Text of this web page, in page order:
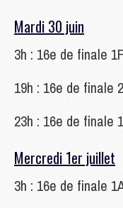
Mardi 30 juin
3h : 16e de finale
19h : 16e de finale
23h : 16e de finale
Mercredi 1er juillet
3h : 16e de finale